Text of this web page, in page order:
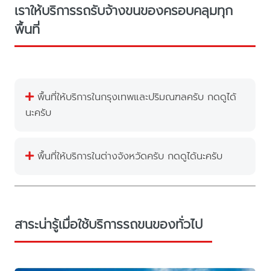
เราให้บริการรถรับจ้างขนของครอบคลุมทุก
พื้นที่
พื้นที่ให้บริการในกรุงเทพและปริมณฑลครับ กดดูได้
นะครับ
พื้นที่ให้บริการในต่างจังหวัดครับ กดดูได้นะครับ
สาระน่ารู้เมื่อใช้บริการรถขนของทั่วไป